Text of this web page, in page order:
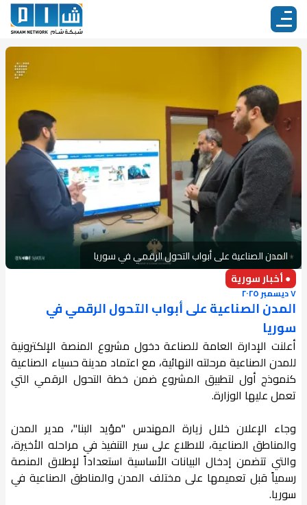
المدن الصناعية على أبواب التحول الرقمي في سوريا
● أخبار سورية
٧ ديسمبر ٢٠٢٥
المدن الصناعية على أبواب التحول الرقمي في
سوريا
أعلنت الإدارة العامة للصناعة دخول مشروع المنصة الإلكترونية
للمدن الصناعية مرحلته النهائية، مع اعتماد مدينة حسياء الصناعية
كنموذج أول لتطبيق المشروع ضمن خطة التحول الرقمي التي
تعمل عليها الوزارة.
وجاء الإعلان خلال زيارة المهندس "مؤيد البنا"، مدير المدن
والمناطق الصناعية، للاطلاع على سير التنفيذ في مراحله الأخيرة،
والتي تتضمن إدخال البيانات الأساسية استعداداً لإطلاق المنصة
رسمياً قبل تعميمها على مختلف المدن والمناطق الصناعية في
سوريا.